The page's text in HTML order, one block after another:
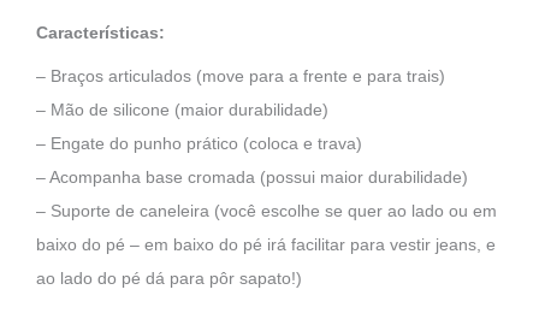
Características:
– Braços articulados (move para a frente e para trais)
– Mão de silicone (maior durabilidade)
– Engate do punho prático (coloca e trava)
– Acompanha base cromada (possui maior durabilidade)
– Suporte de caneleira (você escolhe se quer ao lado ou em
baixo do pé – em baixo do pé irá facilitar para vestir jeans, e
ao lado do pé dá para pôr sapato!)